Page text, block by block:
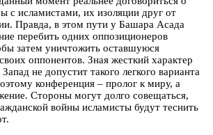
с исламистами, их изоляции друг от
Правда, в этом пути у Башара Асада
перебить одних оппозиционеров
затем уничтожить оставшуюся
оппонентов. Зная жесткий характер
не допустит такого легкого варианта
конференция – пролог к миру, а
Стороны могут долго совещаться,
войны исламисты будут теснить